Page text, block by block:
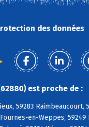
des données
est proche de :
59283 Raimbeaucourt,
en-Weppes,